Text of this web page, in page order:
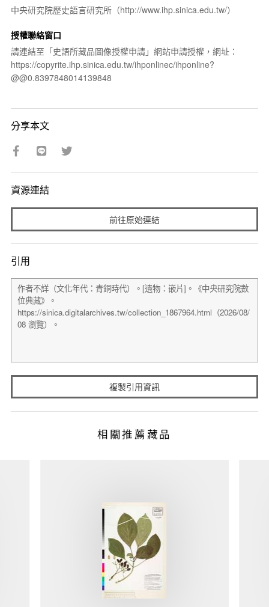
中央研究院歷史語言研究所（http://www.ihp.sinica.edu.tw/）
授權聯絡窗口
請連結至「史語所藏品圖像授權申請」網站申請授權，網址：
https://copyrite.ihp.sinica.edu.tw/ihponlinec/ihponline?
@@0.8397848014139848
分享本文
資源連結
前往原始連結
引用
複製引用資訊
相關推薦藏品